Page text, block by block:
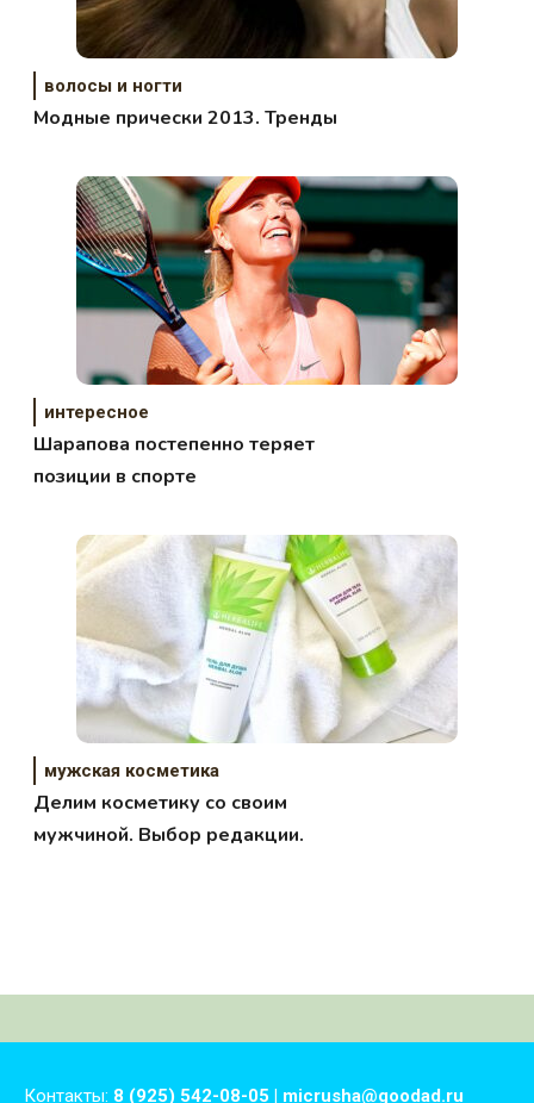
волосы и ногти
Модные прически 2013. Тренды
интересное
Шарапова постепенно теряет
позиции в спорте
мужская косметика
Делим косметику со своим
мужчиной. Выбор редакции.
Контакты: 8 (925) 542-08-05 | micrusha@goodad.ru